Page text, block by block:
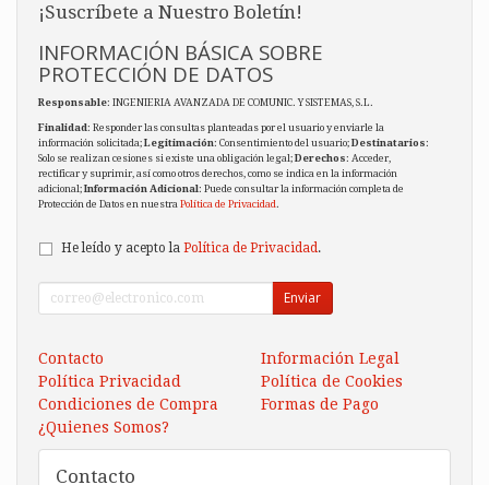
¡Suscríbete a Nuestro Boletín!
INFORMACIÓN BÁSICA SOBRE
PROTECCIÓN DE DATOS
Responsable: INGENIERIA AVANZADA DE COMUNIC. Y SISTEMAS, S.L.
Finalidad: Responder las consultas planteadas por el usuario y enviarle la
información solicitada;Legitimación: Consentimiento del usuario;Destinatarios:
Solo se realizan cesiones si existe una obligación legal;Derechos: Acceder,
rectificar y suprimir, así como otros derechos, como se indica en la información
adicional;Información Adicional: Puede consultar la información completa de
Protección de Datos en nuestra Política de Privacidad.
He leído y acepto la Política de Privacidad.
Enviar
Contacto
Información Legal
Política Privacidad
Política de Cookies
Condiciones de Compra
Formas de Pago
¿Quienes Somos?
Contacto